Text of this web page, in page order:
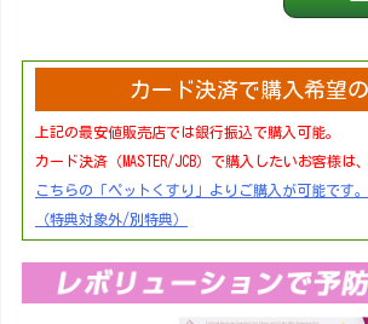
カード決済で購入希望
上記の最安値販売店では銀行振込で購入可能。
カード決済（MASTER/JCB）で購入したいお客様は、
こちらの「ペットくすり」よりご購入が可能です。
（特典対象外/別特典）